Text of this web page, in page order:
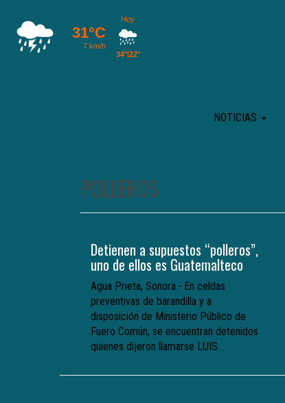
NOTICIAS
POLLEROS
Detienen a supuestos “polleros”,
uno de ellos es Guatemalteco
Agua Prieta, Sonora.- En celdas
preventivas de barandilla y a
disposición de Ministerio Público de
Fuero Común, se encuentran detenidos
quienes dijeron llamarse LUIS...